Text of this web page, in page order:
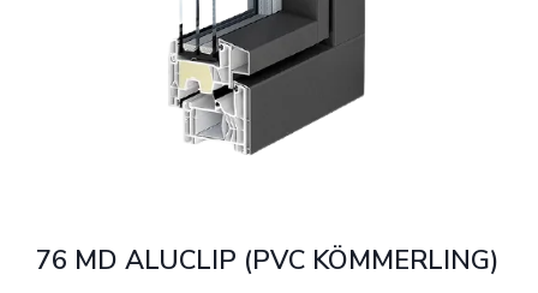
76 MD ALUCLIP (PVC KÖMMERLING)